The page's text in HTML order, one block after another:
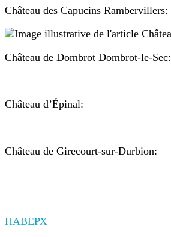
Château des Capucins Rambervillers:
Château de Dombrot Dombrot-le-Sec:
Château d’Épinal:
Château de Girecourt-sur-Durbion:
НАВЕРХ